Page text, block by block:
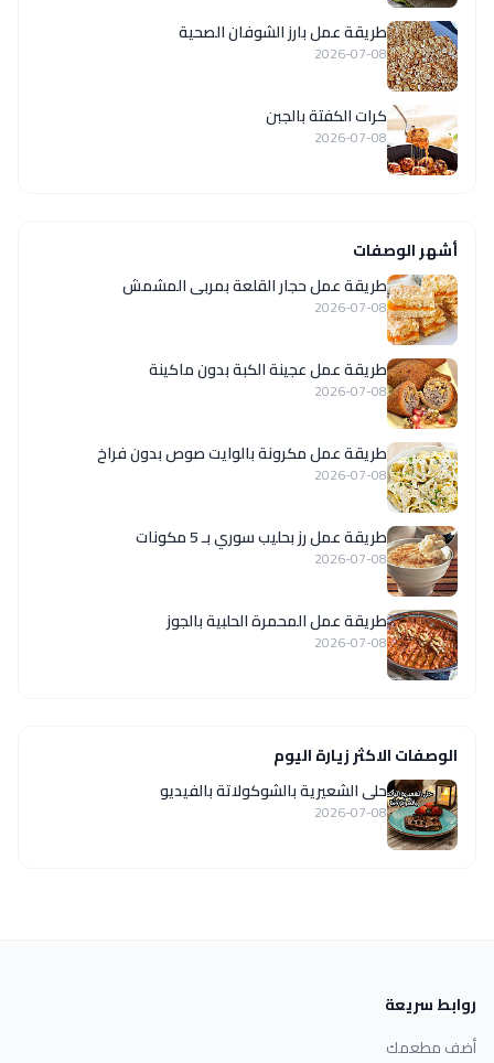
طريقة عمل بارز الشوفان الصحية
2026-07-08
كرات الكفتة بالجبن
2026-07-08
أشهر الوصفات
طريقة عمل حجار القلعة بمربى المشمش
2026-07-08
طريقة عمل عجينة الكبة بدون ماكينة
2026-07-08
طريقة عمل مكرونة بالوايت صوص بدون فراخ
2026-07-08
طريقة عمل رز بحليب سوري بـ 5 مكونات
2026-07-08
طريقة عمل المحمرة الحلبية بالجوز
2026-07-08
الوصفات الاكثر زيارة اليوم
حلى الشعيرية بالشوكولاتة بالفيديو
2026-07-08
روابط سريعة
أضف مطعمك